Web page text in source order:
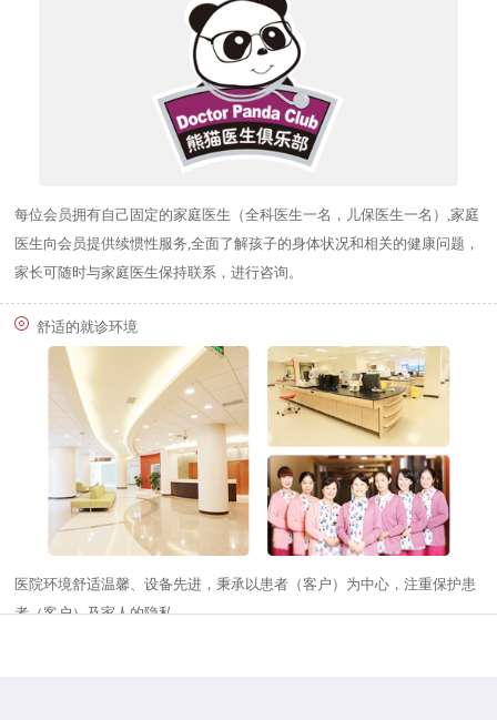
每位会员拥有自己固定的家庭医生（全科医生一名，儿保医生一名）,家庭
医生向会员提供续惯性服务,全面了解孩子的身体状况和相关的健康问题，
家长可随时与家庭医生保持联系，进行咨询。
舒适的就诊环境
医院环境舒适温馨、设备先进，秉承以患者（客户）为中心，注重保护患
者（客户）及家人的隐私。